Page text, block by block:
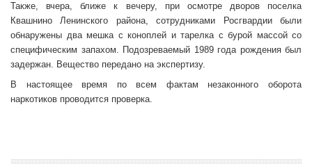
Также, вчера, ближе к вечеру, при осмотре дворов поселка
Квашнино Ленинского района, сотрудниками Росгвардии были
обнаружены два мешка с коноплей и тарелка с бурой массой со
специфическим запахом. Подозреваемый 1989 года рождения был
задержан. Вещество передано на экспертизу.
В настоящее время по всем фактам незаконного оборота
наркотиков проводится проверка.